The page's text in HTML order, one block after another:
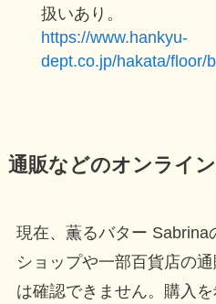
扱いあり。
https://www.hankyu-
dept.co.jp/hakata/floor/
通販などのオンライ
現在、薫るバター Sabrina
ショップや一部百貨店の
は確認できません。購入